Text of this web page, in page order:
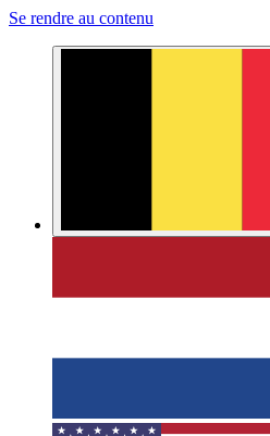
Se rendre au contenu